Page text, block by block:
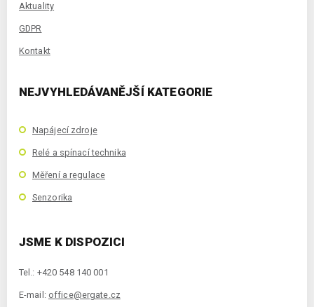
Aktuality
GDPR
Kontakt
NEJVYHLEDÁVANĚJŠÍ KATEGORIE
Napájecí zdroje
Relé a spínací technika
Měření a regulace
Senzorika
JSME K DISPOZICI
Tel.: +420 548 140 001
E-mail: office@ergate.cz